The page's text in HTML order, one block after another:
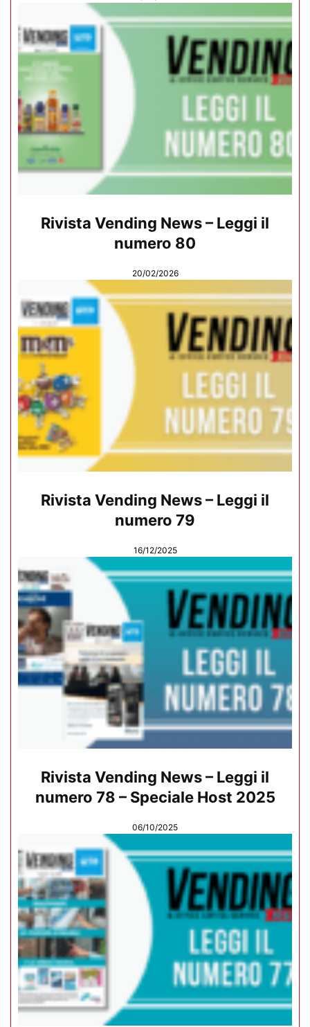
Rivista Vending News – Leggi il
numero 80
20/02/2026
Rivista Vending News – Leggi il
numero 79
16/12/2025
Rivista Vending News – Leggi il
numero 78 – Speciale Host 2025
06/10/2025